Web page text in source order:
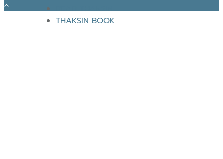
READ THAKSIN
THAKSIN BOOK